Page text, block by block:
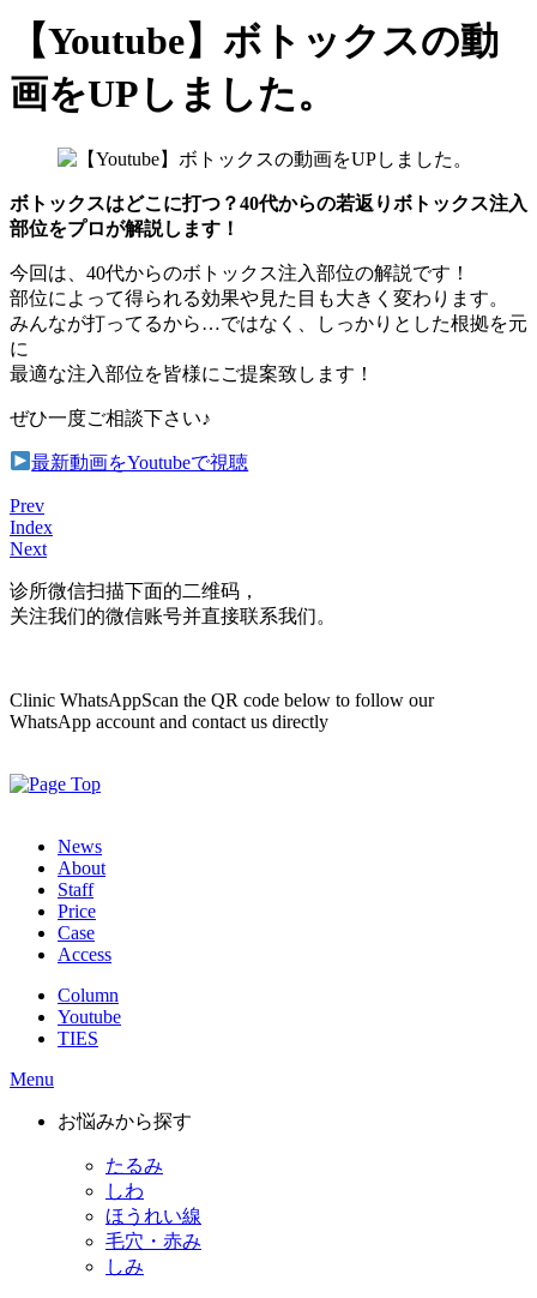
【Youtube】ボトックスの動
画をUPしました。
ボトックスはどこに打つ？40代からの若返りボトックス注入
部位をプロが解説します！
今回は、40代からのボトックス注入部位の解説です！
部位によって得られる効果や見た目も大きく変わります。
みんなが打ってるから…ではなく、しっかりとした根拠を元
に
最適な注入部位を皆様にご提案致します！
ぜひ一度ご相談下さい♪
最新動画をYoutubeで視聴
Prev
Index
Next
诊所微信扫描下面的二维码，
关注我们的微信账号并直接联系我们。
Clinic WhatsAppScan the QR code below to follow our
WhatsApp account and contact us directly
News
About
Staff
Price
Case
Access
Column
Youtube
TIES
Menu
お悩みから探す
たるみ
しわ
ほうれい線
毛穴・赤み
しみ